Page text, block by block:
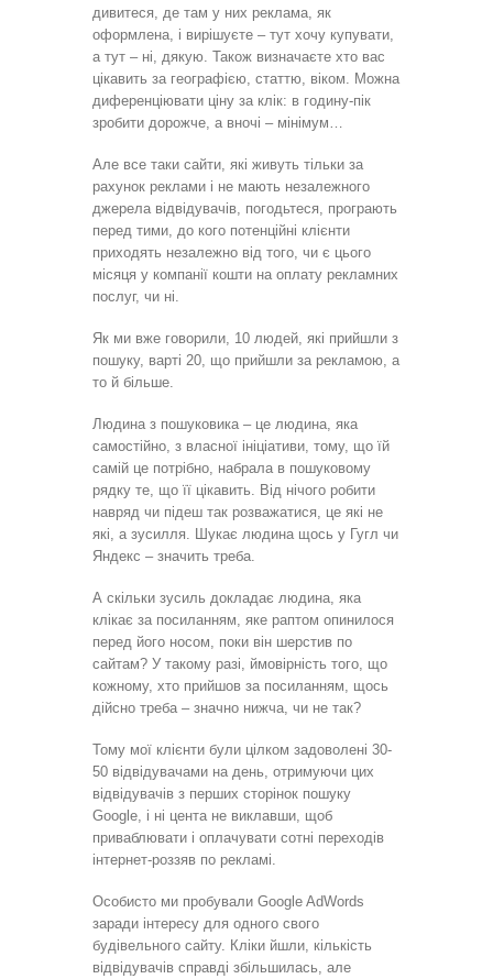
дивитеся, де там у них реклама, як
оформлена, і вирішуєте – тут хочу купувати,
а тут – ні, дякую. Також визначаєте хто вас
цікавить за географією, статтю, віком. Можна
диференціювати ціну за клік: в годину-пік
зробити дорожче, а вночі – мінімум…
Але все таки сайти, які живуть тільки за
рахунок реклами і не мають незалежного
джерела відвідувачів, погодьтеся, програють
перед тими, до кого потенційні клієнти
приходять незалежно від того, чи є цього
місяця у компанії кошти на оплату рекламних
послуг, чи ні.
Як ми вже говорили, 10 людей, які прийшли з
пошуку, варті 20, що прийшли за рекламою, а
то й більше.
Людина з пошуковика – це людина, яка
самостійно, з власної ініціативи, тому, що їй
самій це потрібно, набрала в пошуковому
рядку те, що її цікавить. Від нічого робити
навряд чи підеш так розважатися, це які не
які, а зусилля. Шукає людина щось у Гугл чи
Яндекс – значить треба.
А скільки зусиль докладає людина, яка
клікає за посиланням, яке раптом опинилося
перед його носом, поки він шерстив по
сайтам? У такому разі, ймовірність того, що
кожному, хто прийшов за посиланням, щось
дійсно треба – значно нижча, чи не так?
Тому мої клієнти були цілком задоволені 30-
50 відвідувачами на день, отримуючи цих
відвідувачів з перших сторінок пошуку
Google, і ні цента не виклавши, щоб
приваблювати і оплачувати сотні переходів
інтернет-роззяв по рекламі.
Особисто ми пробували Google AdWords
заради інтересу для одного свого
будівельного сайту. Кліки йшли, кількість
відвідувачів справді збільшилась, але